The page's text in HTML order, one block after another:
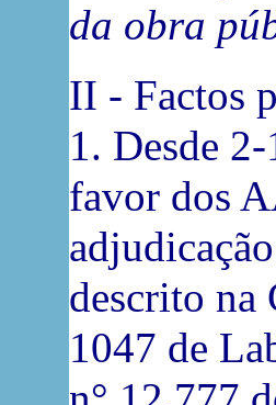
da obra
II - Factos
1. Desde
favor dos
descrito na
1047 de